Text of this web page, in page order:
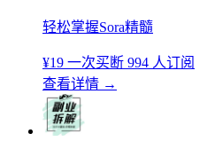
轻松掌握Sora精髓
¥19 一次买断 994 人订阅
查看详情 →